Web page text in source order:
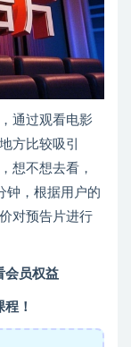
通过观看电影
方比较吸引
想不想去看，
钟，根据用户的
对预告片进行
会员权益
！